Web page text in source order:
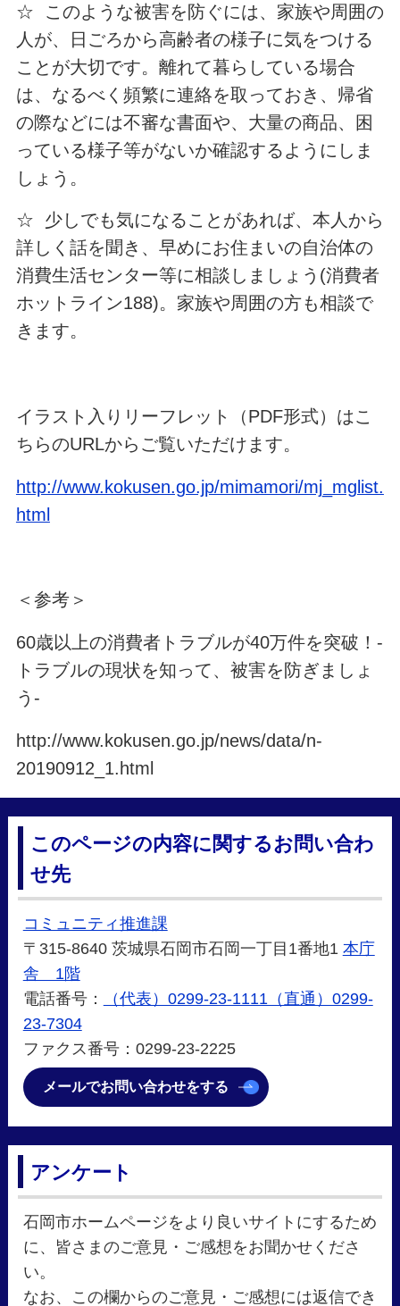
☆ このような被害を防ぐには、家族や周囲の
人が、日ごろから高齢者の様子に気をつける
ことが大切です。離れて暮らしている場合
は、なるべく頻繁に連絡を取っておき、帰省
の際などには不審な書面や、大量の商品、困
っている様子等がないか確認するようにしま
しょう。
☆ 少しでも気になることがあれば、本人から
詳しく話を聞き、早めにお住まいの自治体の
消費生活センター等に相談しましょう(消費者
ホットライン188)。家族や周囲の方も相談で
きます。
イラスト入りリーフレット（PDF形式）はこ
ちらのURLからご覧いただけます。
http://www.kokusen.go.jp/mimamori/mj_mglist.
html
＜参考＞
60歳以上の消費者トラブルが40万件を突破！-
トラブルの現状を知って、被害を防ぎましょ
う-
http://www.kokusen.go.jp/news/data/n-
20190912_1.html
このページの内容に関するお問い合わ
せ先
コミュニティ推進課
〒315-8640 茨城県石岡市石岡一丁目1番地1 本庁
舎 1階
電話番号：
（代表）0299-23-1111（直通）0299-
23-7304
ファクス番号：0299-23-2225
メールでお問い合わせをする
アンケート
石岡市ホームページをより良いサイトにするため
に、皆さまのご意見・ご感想をお聞かせくださ
い。
なお、この欄からのご意見・ご感想には返信でき